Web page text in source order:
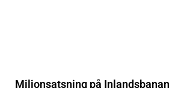
Miljonsatsning på Inlandsbanan